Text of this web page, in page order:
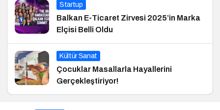
Startup
Balkan E-Ticaret Zirvesi 2025’in Marka
Elçisi Belli Oldu
Kültür Sanat
Çocuklar Masallarla Hayallerini
Gerçekleştiriyor!